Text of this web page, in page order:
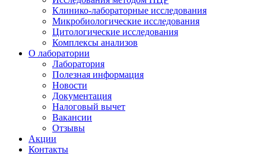
Клинико-лабораторные исследования
Микробиологические исследования
Цитологические исследования
Комплексы анализов
О лаборатории
Лаборатория
Полезная информация
Новости
Документация
Налоговый вычет
Вакансии
Отзывы
Акции
Контакты